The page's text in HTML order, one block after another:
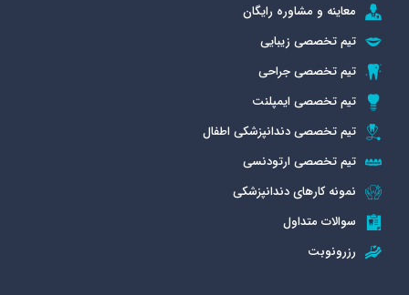
معاینه و مشاوره رایگان
تیم تخصصی زیبایی
تیم تخصصی جراحی
تیم تخصصی ایمپلنت
تیم تخصصی دندانپزشکی اطفال
تیم تخصصی ارتودنسی
نمونه کارهای دندانپزشکی
سوالات متداول
رزرونوبت